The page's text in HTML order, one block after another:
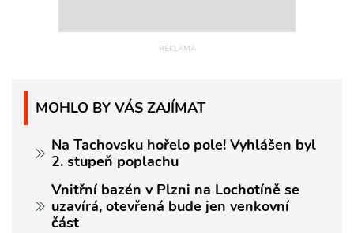
MOHLO BY VÁS ZAJÍMAT
Na Tachovsku hořelo pole! Vyhlášen byl
2. stupeň poplachu
Vnitřní bazén v Plzni na Lochotíně se
uzavírá, otevřená bude jen venkovní
část